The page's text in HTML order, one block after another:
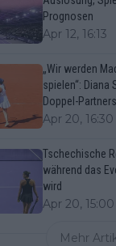
Prognosen
Apr 12, 16:13
„Wir werden
spielen“: Diana
Doppel-
Apr 20, 16:30
Tschechische
während das
wird
Apr 20, 15:00
Mehr